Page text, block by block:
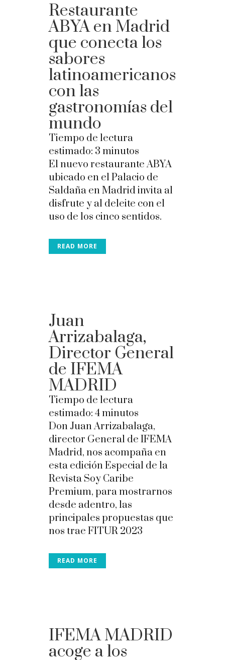
Restaurante
ABYA en Madrid
que conecta los
sabores
latinoamericanos
con las
gastronomías del
mundo
Tiempo de lectura
estimado: 3 minutos
El nuevo restaurante ABYA
ubicado en el Palacio de
Saldaña en Madrid invita al
disfrute y al deleite con el
uso de los cinco sentidos.
READ MORE
Juan
Arrizabalaga,
Director General
de IFEMA
MADRID
Tiempo de lectura
estimado: 4minutos
Don Juan Arrizabalaga,
director General de IFEMA
Madrid, nos acompaña en
esta edición Especial de la
Revista Soy Caribe
Premium, para mostrarnos
desde adentro, las
principales propuestas que
nos trae FITUR 2023
READ MORE
IFEMA MADRID
acoge a los